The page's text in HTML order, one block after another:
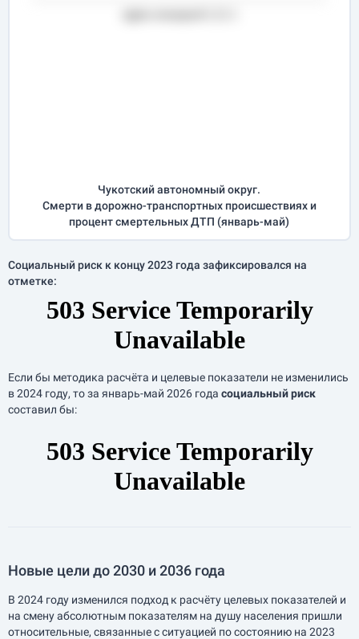
Чукотский автономный округ.
Смерти в дорожно-транспортных происшествиях и
процент смертельных ДТП (январь-май)
Социальный риск к концу 2023 года зафиксировался на
отметке:
Если бы методика расчёта и целевые показатели не изменились
в 2024 году, то за январь-май 2026 года социальный риск
составил бы:
Новые цели до 2030 и 2036 года
В 2024 году изменился подход к расчёту целевых показателей и
на смену абсолютным показателям на душу населения пришли
относительные, связанные с ситуацией по состоянию на 2023